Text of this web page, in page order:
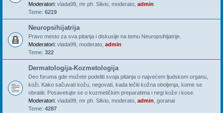
Moderatori: vlada99 mr ph. Silvio moderato admin
Teme: 6219
Neuropsihijatrija
Pravo mesto za sva pitanja i diskusije na temu Neuropsihijatrije.
Moderatori: vlada99 moderato admin
Teme: 322
Dermatologija-Kozmetologija
Deo foruma gde možete podeliti svoja pitanja o najvećem ljudskom organu,
koži. Kako sačuvati kožu, negovati, kada lečiti kožna oboljenja, kome se
obratiti. Posavetujte se o kozmetičkim preparatima i negi kože i kose.
Moderatori: vlada99 mr ph. Silvio moderato admin goranai
Teme: 4287